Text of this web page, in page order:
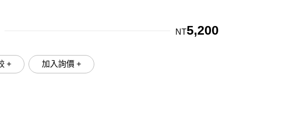
NT5,200
加入比較 + 加入詢價 +